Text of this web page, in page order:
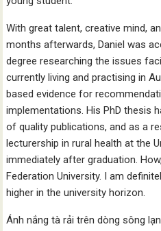
With great talent, creative mind,
months afterwards, Daniel was
degree researching the issues
currently living and practising in
based evidence for
implementations. His PhD thesis
of quality publications, and as a
lecturership in rural health at the
immediately after graduation.
Federation University. I am
higher in the university horizon.
Ánh nắng tà rải trên dòng sông